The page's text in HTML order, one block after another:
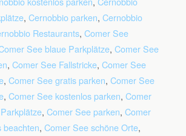
, Cernobbio parken, Cernobbio
Restaurants, Comer See
See blaue Parkplätze, Comer See
, Comer See Fallstricke, Comer See
, Comer See gratis parken, Comer See
, Comer See kostenlos parken, Comer
, Comer See parken, Comer
beachten, Comer See schöne Orte,